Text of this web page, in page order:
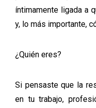
íntimamente ligada a
y, lo más importante,
¿Quién eres?
Si pensaste que la
en tu trabajo,